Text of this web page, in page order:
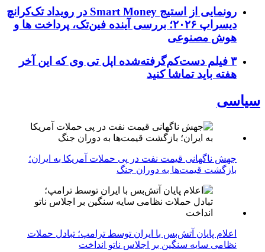
رونمایی از استیج Smart Money در رویداد تک‌کرانچ
دیسراپ ۲۰۲۶؛ بررسی آینده فین‌تک، پرداخت‌ ها و
هوش مصنوعی
۳ فیلم دست‌کم‌گرفته‌شده اپل تی وی که این آخر
هفته باید تماشا کنید
سیاسی
جهش ناگهانی قیمت نفت در پی حملات آمریکا به ایران؛
بازگشت قیمت‌ها به دوران جنگ
اعلام پایان آتش‌بس با ایران توسط ترامپ؛ تبادل حملات
نظامی سایه سنگین بر اجلاس ناتو انداخت